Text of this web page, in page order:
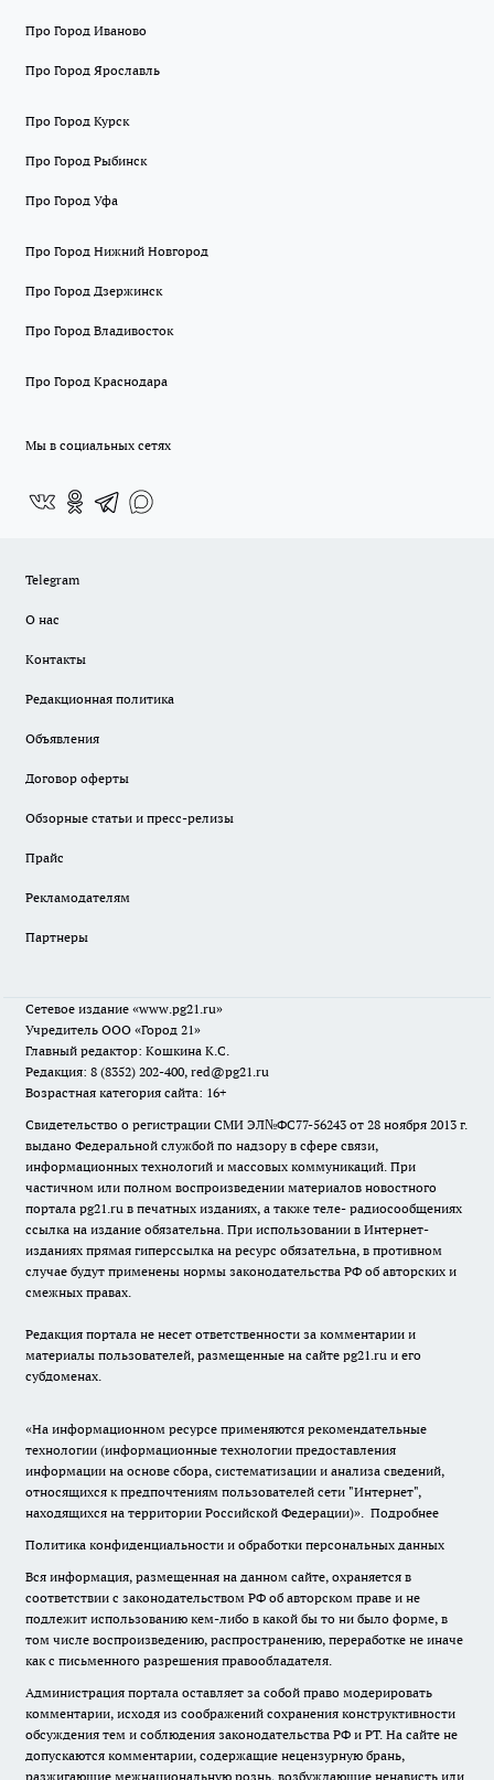
Про Город Иваново
Про Город Ярославль
Про Город Курск
Про Город Рыбинск
Про Город Уфа
Про Город Нижний Новгород
Про Город Дзержинск
Про Город Владивосток
Про Город Краснодара
Мы в социальных сетях
Telegram
О нас
Контакты
Редакционная политика
Объявления
Договор оферты
Обзорные статьи и пресс-релизы
Прайс
Рекламодателям
Партнеры
Сетевое издание «www.pg21.ru»
Учредитель ООО «Город 21»
Главный редактор: Кошкина К.С.
Редакция: 8 (8352) 202-400, red@pg21.ru
Возрастная категория сайта: 16+
Свидетельство о регистрации СМИ ЭЛ№ФС77-56243 от 28 ноября 2013 г.
выдано Федеральной службой по надзору в сфере связи,
информационных технологий и массовых коммуникаций. При
частичном или полном воспроизведении материалов новостного
портала pg21.ru в печатных изданиях, а также теле- радиосообщениях
ссылка на издание обязательна. При использовании в Интернет-
изданиях прямая гиперссылка на ресурс обязательна, в противном
случае будут применены нормы законодательства РФ об авторских и
смежных правах.
Редакция портала не несет ответственности за комментарии и
материалы пользователей, размещенные на сайте pg21.ru и его
субдоменах.
«На информационном ресурсе применяются рекомендательные
технологии (информационные технологии предоставления
информации на основе сбора, систематизации и анализа сведений,
относящихся к предпочтениям пользователей сети "Интернет",
находящихся на территории Российской Федерации)». Подробнее
Политика конфиденциальности и обработки персональных данных
Вся информация, размещенная на данном сайте, охраняется в
соответствии с законодательством РФ об авторском праве и не
подлежит использованию кем-либо в какой бы то ни было форме, в
том числе воспроизведению, распространению, переработке не иначе
как с письменного разрешения правообладателя.
Администрация портала оставляет за собой право модерировать
комментарии, исходя из соображений сохранения конструктивности
обсуждения тем и соблюдения законодательства РФ и РТ. На сайте не
допускаются комментарии, содержащие нецензурную брань,
разжигающие межнациональную рознь, возбуждающие ненависть или